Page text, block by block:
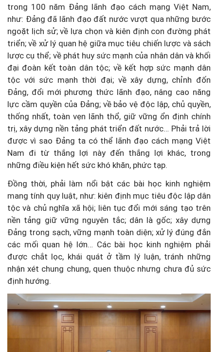
trong 100 năm Đảng lãnh đạo cách mạng Việt Nam,
như: Đảng đã lãnh đạo đất nước vượt qua những bước
ngoặt lịch sử; về lựa chọn và kiên định con đường phát
triển; về xử lý quan hệ giữa mục tiêu chiến lược và sách
lược cụ thể; về phát huy sức mạnh của nhân dân và khối
đại đoàn kết toàn dân tộc; về kết hợp sức mạnh dân
tộc với sức mạnh thời đại; về xây dựng, chỉnh đốn
Đảng, đổi mới phương thức lãnh đạo, nâng cao năng
lực cầm quyền của Đảng; về bảo vệ độc lập, chủ quyền,
thống nhất, toàn vẹn lãnh thổ, giữ vững ổn định chính
trị, xây dựng nền tảng phát triển đất nước… Phải trả lời
được vì sao Đảng ta có thể lãnh đạo cách mạng Việt
Nam đi từ thắng lợi này đến thắng lợi khác, trong
những điều kiện hết sức khó khăn, phức tạp.
Đồng thời, phải làm nổi bật các bài học kinh nghiệm
mang tính quy luật, như: kiên định mục tiêu độc lập dân
tộc và chủ nghĩa xã hội; liên tục đổi mới sáng tạo trên
nền tảng giữ vững nguyên tắc; dân là gốc; xây dựng
Đảng trong sạch, vững mạnh toàn diện; xử lý đúng đắn
các mối quan hệ lớn… Các bài học kinh nghiệm phải
được chắt lọc, khái quát ở tầm lý luận, tránh những
nhận xét chung chung, quen thuộc nhưng chưa đủ sức
định hướng.